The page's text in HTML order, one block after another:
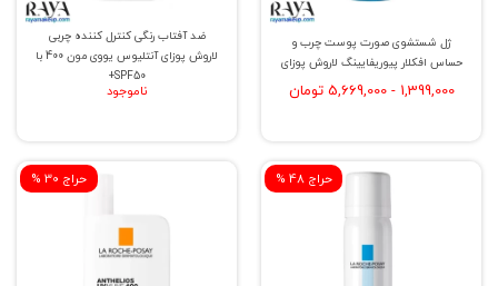
ژل شستشوی صورت پوست چرب و
حساس افکلار پیوریفایینگ لاروش پوزای
1,399,000 - 5,669,000 تومان
ضد آفتاب رنگی کنترل کننده چربی
لاروش پوزای آنتلیوس یووی مون 400 با
SPF50+
ناموجود
% حراج 48 % حراج 30